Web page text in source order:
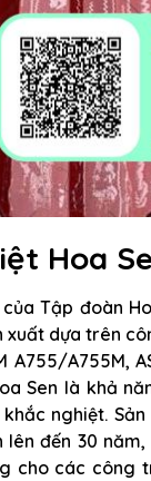
Hoa
Tập đoàn
dựa trên
A755M,
Sen là khả
nghiệt.
đến 30
cho các công